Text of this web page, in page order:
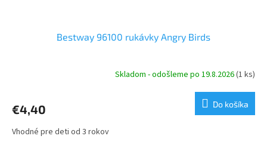
Bestway 96100 rukávky Angry Birds
Skladom - odošleme po 19.8.2026(1 ks)
€4,40 Do košíka
Vhodné pre deti od 3 rokov